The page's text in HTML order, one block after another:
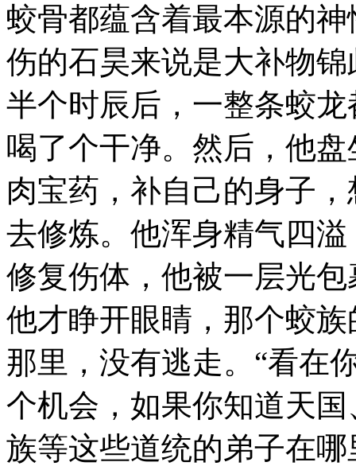
蛟骨都蕴含着最本源的
伤的石昊来说是大补物
半个时辰后，一整条蛟
喝了个干净。然后，他
肉宝药，补自己的身子
去修炼。他浑身精气四
修复伤体，他被一层光
他才睁开眼睛，那个蛟
那里，没有逃走。“看在
个机会，如果你知道天
族等这些道统的弟子在